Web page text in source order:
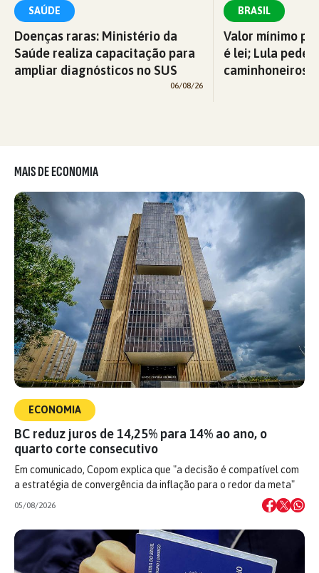
SAÚDE
Doenças raras: Ministério da
Saúde realiza capacitação para
ampliar diagnósticos no SUS
06/08/26
BRASIL
Valor mínimo
é lei; Lula pede
caminhoneiros
MAIS DE ECONOMIA
ECONOMIA
BC reduz juros de 14,25% para 14% ao ano, o
quarto corte consecutivo
Em comunicado, Copom explica que "a decisão é compatível com
a estratégia de convergência da inflação para o redor da meta"
05/08/2026